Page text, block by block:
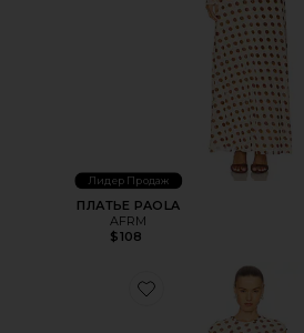
Лидер Продаж
ПЛАТЬЕ PAOLA
AFRM
$108
Favorite ПЛАТЬЕ CODY